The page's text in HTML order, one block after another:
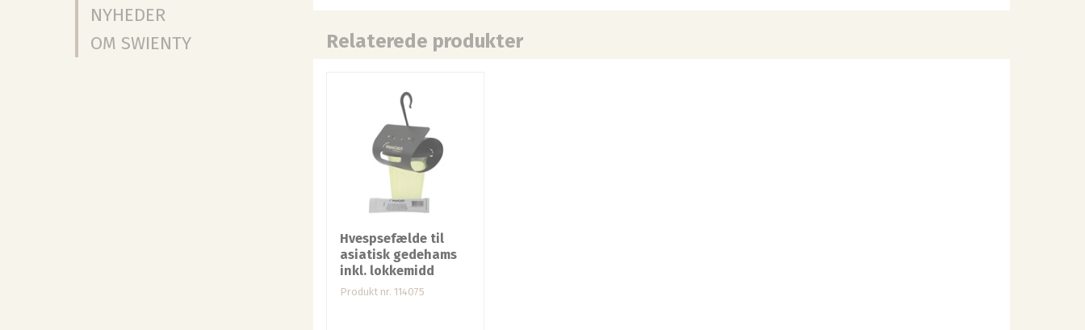
NYHEDER
OM SWIENTY
Relaterede produkter
Hvespsefælde til
asiatisk gedehams
inkl. lokkemidd
Produkt nr. 114075